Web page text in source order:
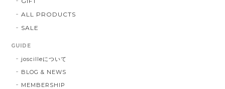
ALL PRODUCTS
SALE
GUIDE
joscilleについて
BLOG & NEWS
MEMBERSHIP